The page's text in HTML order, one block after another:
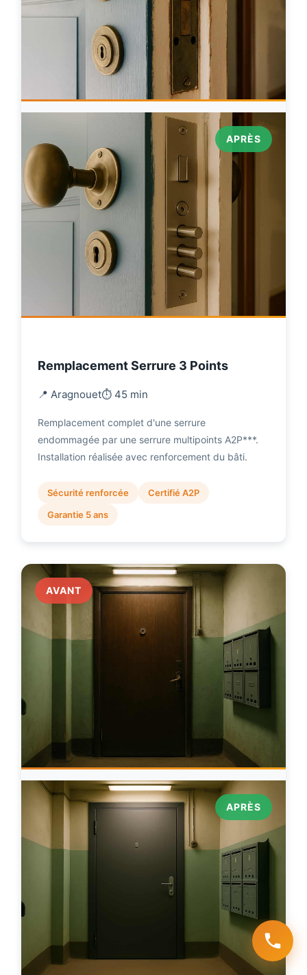
APRÈS
Remplacement Serrure 3 Points
📍 Aragnouet⏱️ 45 min
Remplacement complet d'une serrure
endommagée par une serrure multipoints A2P***.
Installation réalisée avec renforcement du bâti.
Sécurité renforcée
Certifié A2P
Garantie 5 ans
AVANT
APRÈS